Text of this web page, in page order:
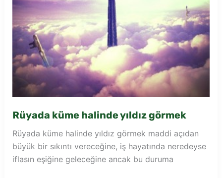
Rüyada küme halinde yıldız görmek
Rüyada küme halinde yıldız görmek maddi açıdan
büyük bir sıkıntı vereceğine, iş hayatında neredeyse
iflasın eşiğine geleceğine ancak bu duruma